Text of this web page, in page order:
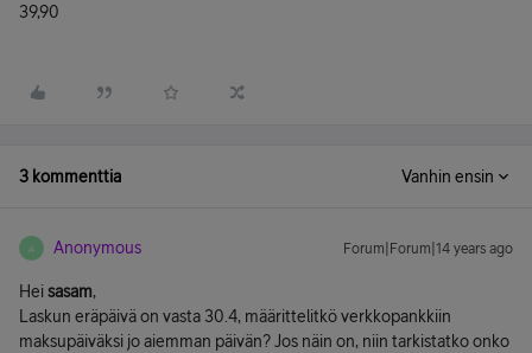
39,90
3 kommenttia Vanhin ensin
A Anonymous Forum|Forum|14 years ago
Heisasam,
Laskun eräpäivä on vasta 30.4, määrittelitkö verkkopankkiin
maksupäiväksi jo aiemman päivän? Jos näin on, niin tarkistatko onko